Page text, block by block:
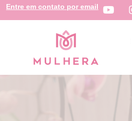
Entre em contato por email